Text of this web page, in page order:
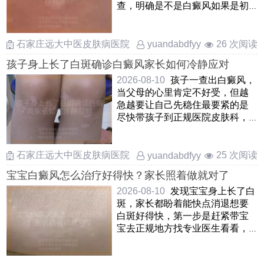
查，明确是不是白癜风如果是初
石家庄远大中医皮肤病医院
yuandabdfyy 26 次阅读
孩子身上长了白斑确诊白癜风家长如何冷静应对
2026-08-10 孩子一查出白癜风，
当父母的心里肯定不好受，但越
急越要让自己先稳住最要紧的是
尽快带孩子到正规医院皮肤科，
石家庄远大中医皮肤病医院 yuandabdfyy 25 次阅读
宝宝白癜风怎么治疗好得快？家长照着做就对了
2026-08-10 发现宝宝身上长了白
斑，家长都盼着能快点消退想要
白斑好得快，第一步是赶紧带宝
宝去正规地方找专业医生看看，